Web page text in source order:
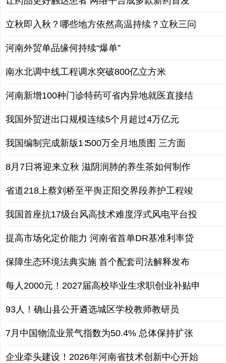
立秋即入秋？哪些地方依然高温持续？立秋三问
河南外贸单品缘何持续“爆单”
南水北调中线工程调水突破800亿立方米
河南新增100种门诊特药可省内异地就医直接结
我国外贸进出口规模连续5个月超过4万亿元
我国编制完成新版1∶500万全月地质图 三方面
8月7日将迎来立秋 滋阴润肺的养生茶如何制作
省道218上蔡刘桥至平舆正阳交界段养护工程竣
我国首座抗17级台风高技术难度浮式风电平台投
提高市场化定价能力 河南省首单DR基准利率贷
保障生态环境法典实施 首个配套司法解释发布
每人2000元！2027届高校毕业生求职创业补贴申
93人！确山县公开遴选城区学校教师教研员
7月中国物流业景气指数为50.4% 总体保持扩张
企业牵头建设！2026年河南省技术创新中心开始